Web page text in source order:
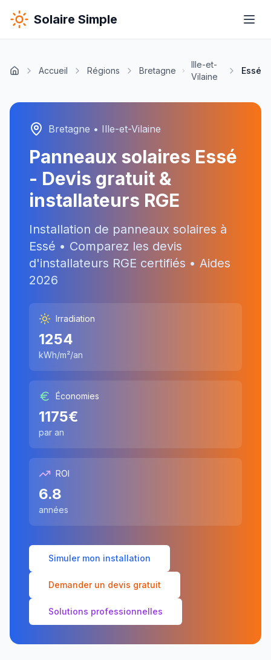
Solaire Simple
Accueil Régions Bretagne
Ille-et-
Vilaine
Essé
Bretagne • Ille-et-Vilaine
Panneaux solaires Essé
- Devis gratuit &
installateurs RGE
Installation de panneaux solaires à
Essé • Comparez les devis
d'installateurs RGE certifiés • Aides
2026
Irradiation
1254
kWh/m²/an
Économies
1175€
par an
ROI
6.8
années
Simuler mon installation
Demander un devis gratuit
Solutions professionnelles